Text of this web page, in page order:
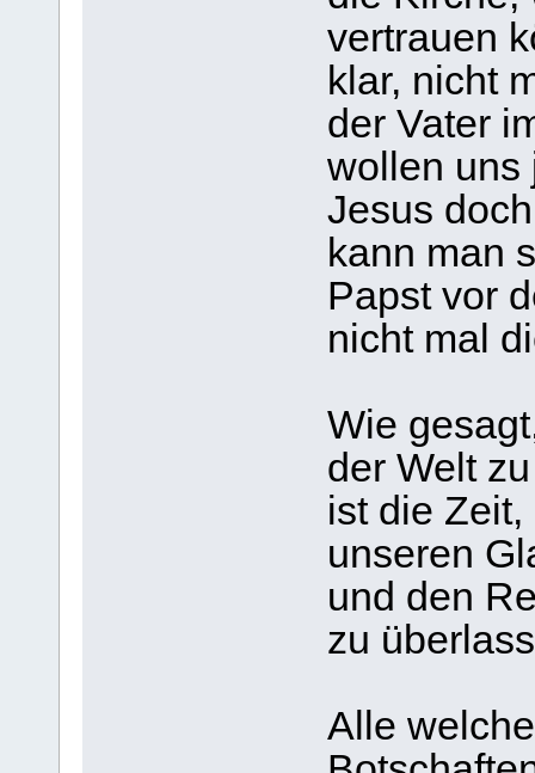
vertrauen
klar, nicht
der Vater
wollen uns
Jesus
kann man
Papst vor
nicht mal
Wie
der Welt
ist die
unseren
und den
zu
Alle